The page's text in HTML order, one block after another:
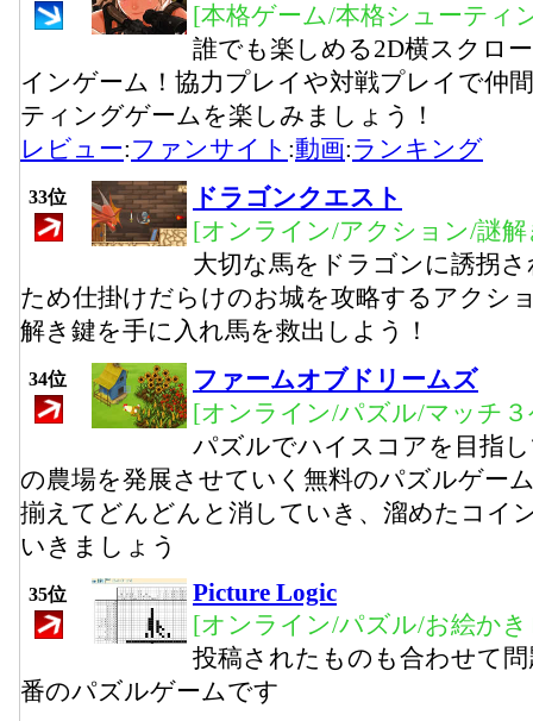
[本格ゲーム/本格シューティ
誰でも楽しめる2D横スクロ
インゲーム！協力プレイや対戦プレイで仲
ティングゲームを楽しみましょう！
レビュー:ファンサイト :動画:ランキング
33位
ドラゴンクエスト
[オンライン/アクション/謎
大切な馬をドラゴンに誘拐
ため仕掛けだらけのお城を攻略するアクシ
解き鍵を手に入れ馬を救出しよう！
34位
ファームオブドリームズ
[オンライン/パズル/マッチ
パズルでハイスコアを目指
の農場を発展させていく無料のパズルゲー
揃えてどんどんと消していき、溜めたコイ
いきましょう
35位
Picture Logic
[オンライン/パズル/お絵か
投稿されたものも合わせて
番のパズルゲームです